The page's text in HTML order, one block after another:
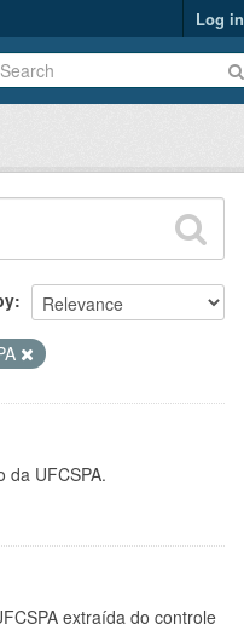
Log in
da UFCSPA.
extraída do controle